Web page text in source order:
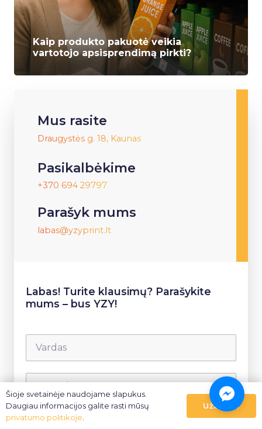
Kaip produkto pakuotė veikia
vartotojo apsisprendimą pirkti?
Mus rasite
Draugystės g. 18, Kaunas
Pasikalbėkime
+370 694 29797
Parašyk mums
labas@yzyprint.lt
Labas! Turite klausimų? Parašykite
mums – bus YZY!
Šioje svetainėje naudojame slapukus.
Daugiau informacijos galite rasti mūsų
privatumo politikoje
Uždaryti